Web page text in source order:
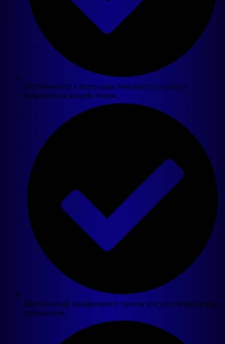
Устойчивость к перепадам температур, влаге и
химическим воздействиям.
Достаточный коэффициент трения для предотвращения
скольжения.